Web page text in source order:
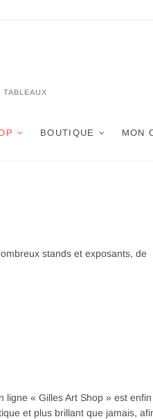
BOUTIQUE MON
stands et exposants, de
« Gilles Art Shop » est enfin
et plus brillant que jamais,